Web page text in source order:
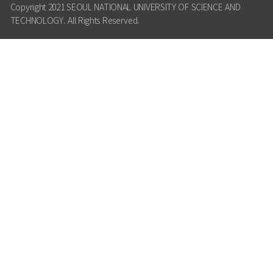
Copyright 2021 SEOUL NATIONAL UNIVERSITY OF SCIENCE AND
TECHNOLOGY. All Rights Reserved.